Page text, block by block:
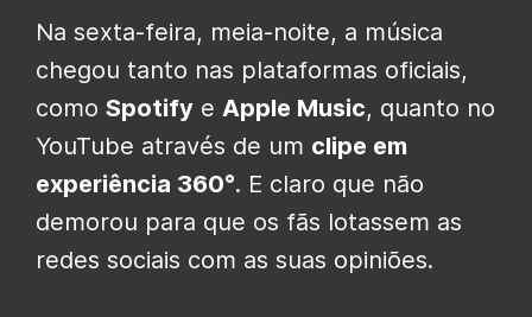
Na sexta-feira, meia-noite, a música
chegou tanto nas plataformas oficiais,
como Spotify e Apple Music, quanto no
YouTube através de um clipe em
experiência 360°. E claro que não
demorou para que os fãs lotassem as
redes sociais com as suas opiniões.